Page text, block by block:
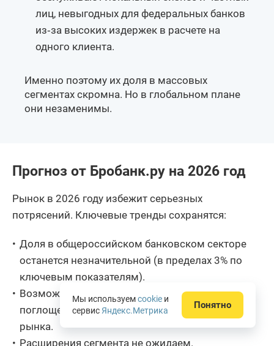
лиц, невыгодных для федеральных банков
из‑за высоких издержек в расчете на
одного клиента.
Именно поэтому их доля в массовых
сегментах скромна. Но в глобальном плане
они незаменимы.
Прогноз от Бробанк.ру на 2026 год
Рынок в 2026 году избежит серьезных
потрясений. Ключевые тренды сохранятся:
Доля в общероссийском банковском секторе
останется незначительной (в пределах 3% по
ключевым показателям).
Возможны точечные сокращения за счет
поглощения отдельных региональных игроков
рынка.
Расширения сегмента не ожидаем.
Мы используемcookie и
сервис Яндекс.Метрика Понятно